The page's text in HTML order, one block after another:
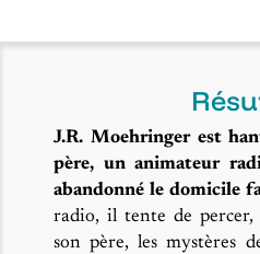
J.R. Moehringer est
père, un animateur
abandonné le domicile
radio, il tente de percer,
son père, les mystères